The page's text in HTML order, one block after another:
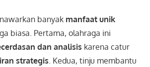
banyak manfaat unik
biasa. Pertama, olahraga ini
dan analisis karena catur
strategis . Kedua, tinju membantu